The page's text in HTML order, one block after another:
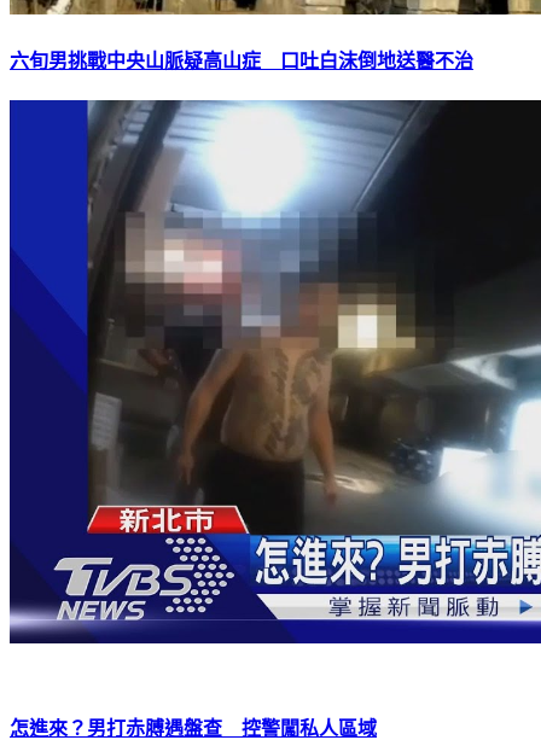
六旬男挑戰中央山脈疑高山症 口吐白沫倒地送醫不治
怎進來？男打赤膊遇盤查 控警闖私人區域